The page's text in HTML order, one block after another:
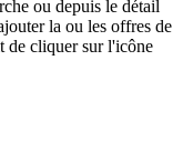
ou depuis le détail
la ou les offres de
de cliquer sur l'icône